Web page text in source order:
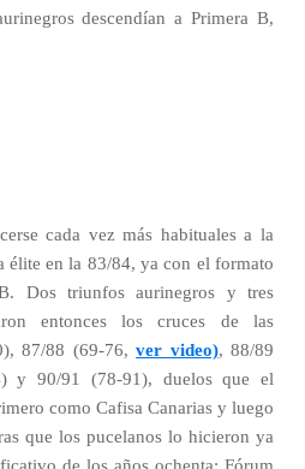
descendían a Primera B,
cada vez más habituales a la
élite en la 83/84, ya con el formato
Dos triunfos aurinegros y tres
entonces los cruces de las
87/88 (69-76,ver video), 88/89
y 90/91 (78-91), duelos que el
como Cafisa Canarias y luego
que los pucelanos lo hicieron ya